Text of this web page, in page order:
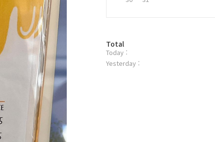
방
문
자
Total
Today :
Yesterday :